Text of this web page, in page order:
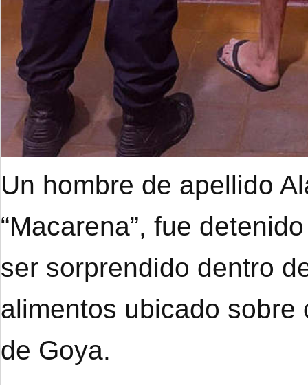
Un hombre de apellido
“Macarena”, fue
ser sorprendido dentro
alimentos ubicado
de Goya.